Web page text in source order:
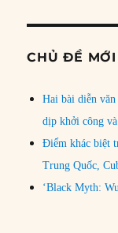
CHỦ ĐỀ MỚI
Hai bài diễn
dịp khởi công
Điểm khác biệt
Trung Quốc,
‘Black Myth: